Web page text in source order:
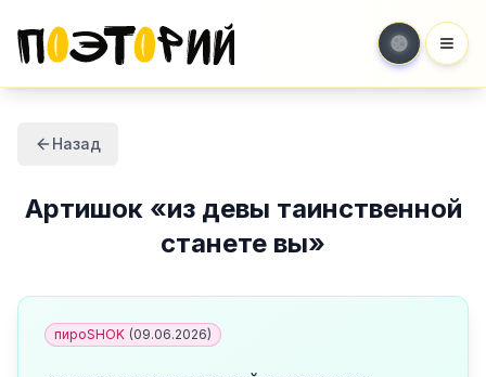
Назад
Артишок«из девы таинственной
станете вы»
пироSHOK (09.06.2026)